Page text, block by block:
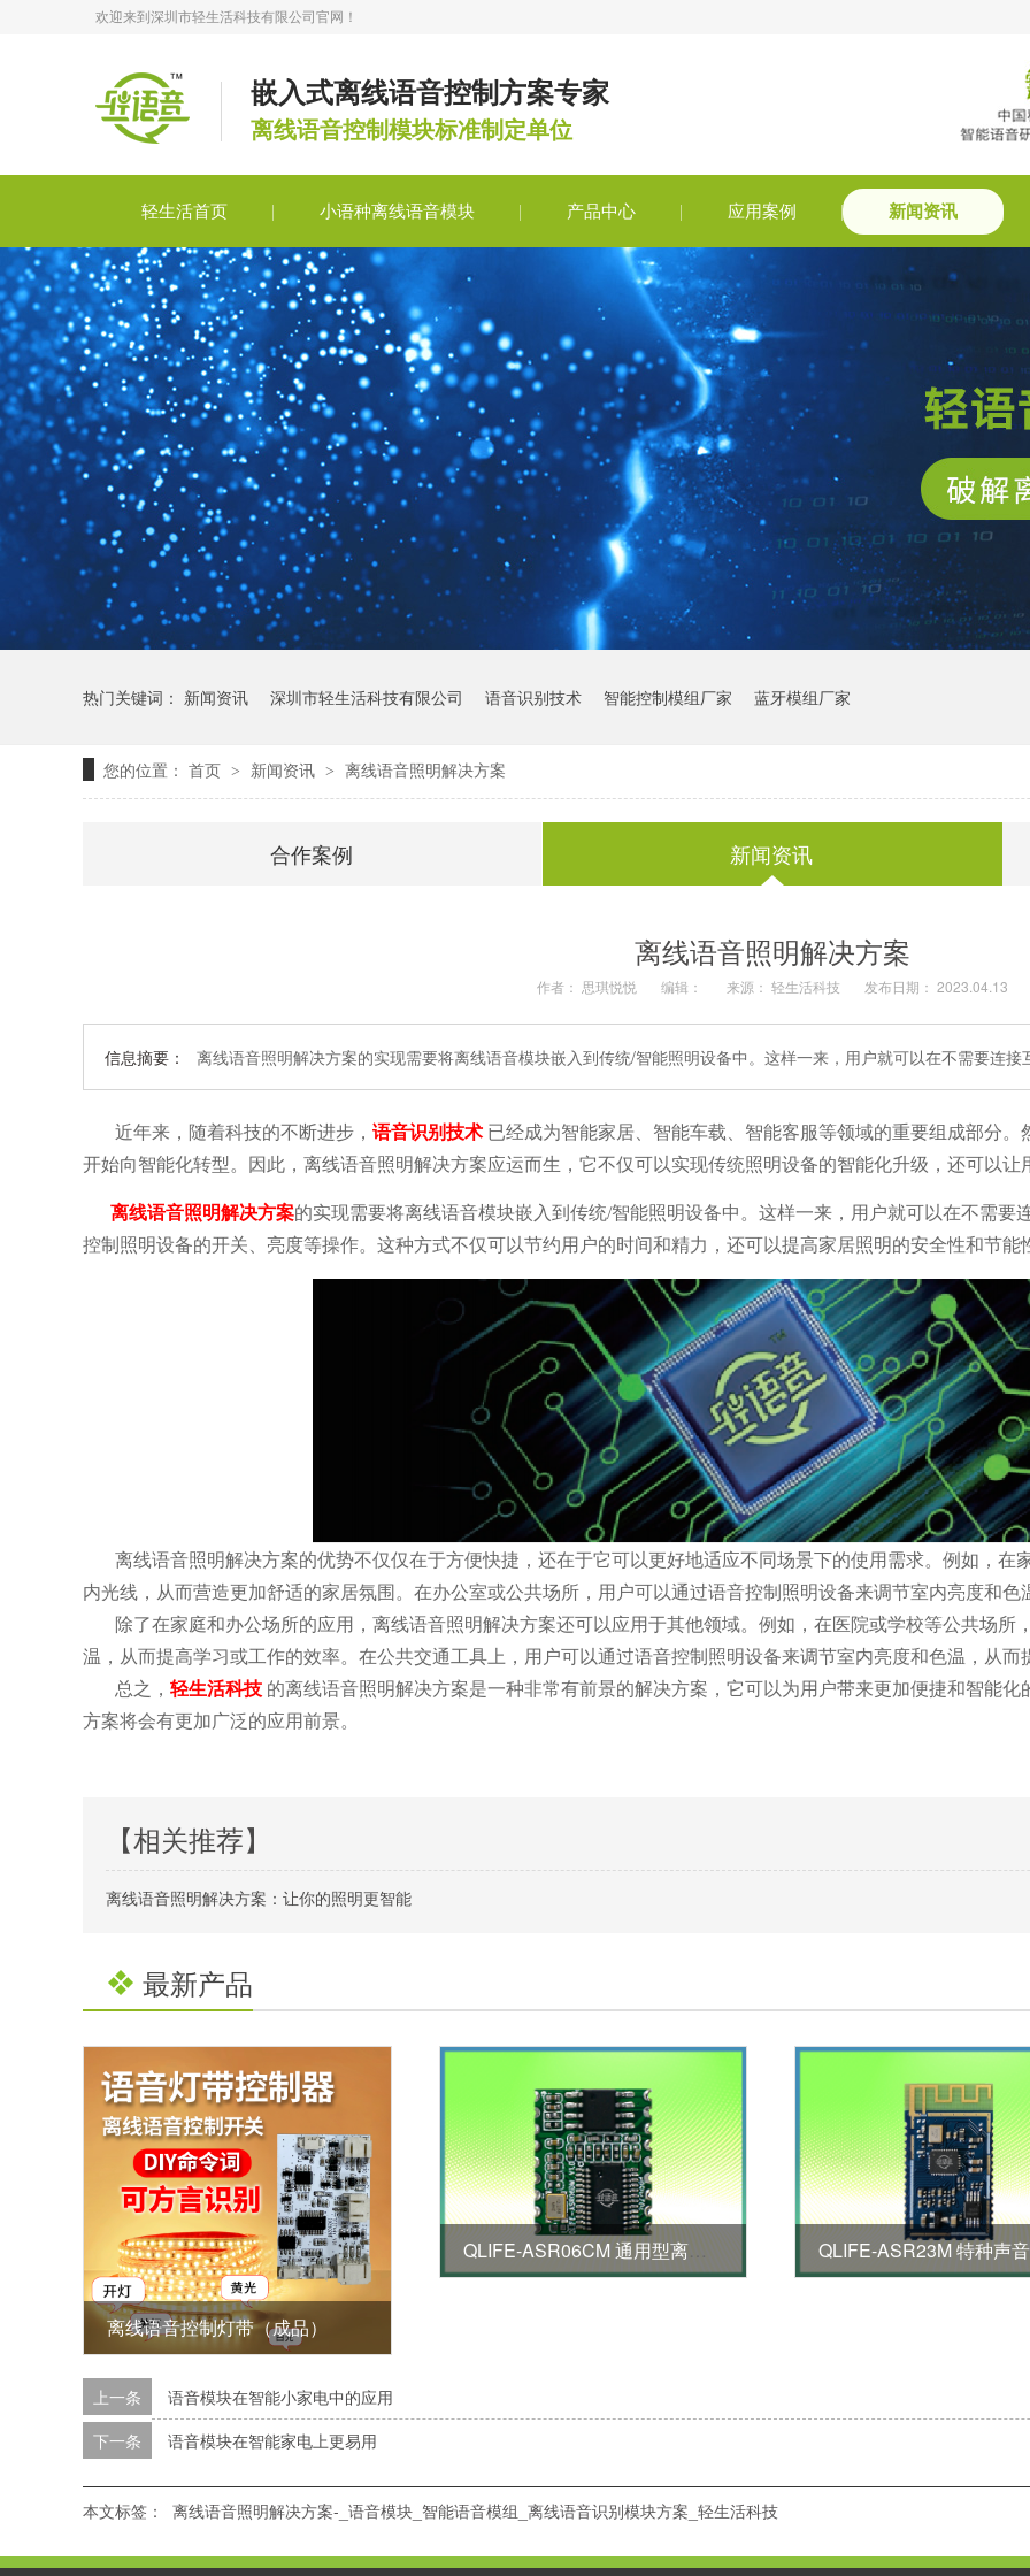
欢迎来到深圳市轻生活科技有限公司官网！
嵌入式离线语音控制方案专家
离线语音控制模块标准制定单位
轻生活首页 小语种离线语音模块 产品中心 应用案例 新闻资讯
轻语音合作 轻语音技术
热门关键词： 新闻资讯 深圳市轻生活科技有限公司 语音识别技术 智能控制模组厂家 蓝牙模组厂家
您的位置： 首页 > 新闻资讯 > 离线语音照明解决方案
合作案例 新闻资讯
离线语音照明解决方案
作者： 思琪悦悦 编辑： 来源： 轻生活科技 发布日期： 2023.04.13
信息摘要： 离线语音照明解决方案的实现需要将离线语音模块嵌入到传统/智能照明设备中。这样一来，用户就可以在不需要连
近年来，随着科技的不断进步， 语音识别技术 已经成为智能家居、智能车载、智能客服等领域的重要组成部分
开始向智能化转型。因此，离线语音照明解决方案应运而生，它不仅可以实现传统照明设备的智能化升级，还可以
离线语音照明解决方案的实现需要将离线语音模块嵌入到传统/智能照明设备中。这样一来，用户就可以在不需要
控制照明设备的开关、亮度等操作。这种方式不仅可以节约用户的时间和精力，还可以提高家居照明的安全性和节能
离线语音照明解决方案的优势不仅仅在于方便快捷，还在于它可以更好地适应不同场景下的使用需求。例如，在
内光线，从而营造更加舒适的家居氛围。在办公室或公共场所，用户可以通过语音控制照明设备来调节室内亮度和
除了在家庭和办公场所的应用，离线语音照明解决方案还可以应用于其他领域。例如，在医院或学校等公共场所
温，从而提高学习或工作的效率。在公共交通工具上，用户可以通过语音控制照明设备来调节室内亮度和色温，从
总之， 轻生活科技 的离线语音照明解决方案是一种非常有前景的解决方案，它可以为用户带来更加便捷和智能
方案将会有更加广泛的应用前景。
【相关推荐】
离线语音照明解决方案：让你的照明更智能
最新产品
离线语音控制灯带（成品）
QLIFE-ASR06CM 通用型离线语音模块
上一条
语音模块在智能小家电中的应用
下一条
语音模块在智能家电上更易用
本文标签： 离线语音照明解决方案-_语音模块_智能语音模组_离线语音识别模块方案_轻生活科技